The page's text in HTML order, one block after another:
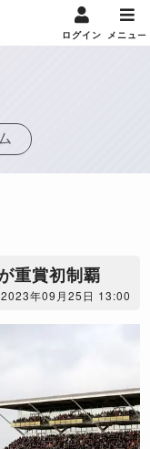
ログイン メニュー
重賞初制覇
2023年09月25日 13:00